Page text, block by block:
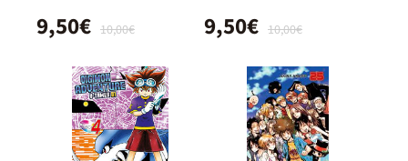
10,00€
9,50€ 10,00€
9,50€